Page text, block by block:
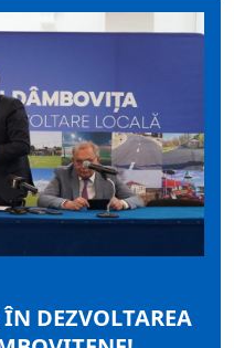
DEZVOLTAREA